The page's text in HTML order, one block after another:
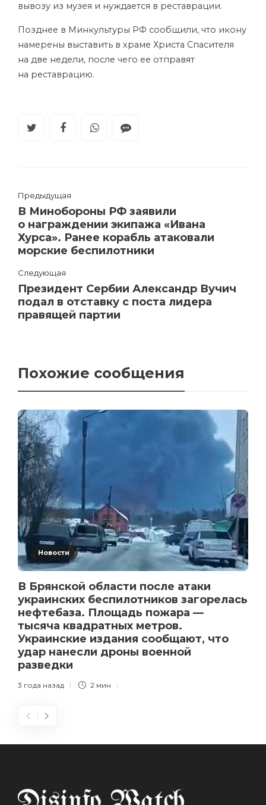
вывозу из музея и нуждается в реставрации.
Позднее в Минкультуры РФ сообщили, что икону
намерены выставить в храме Христа Спасителя
на две недели, после чего ее отправят
на реставрацию.
Предыдущая
В Минобороны РФ заявили
о награждении экипажа «Ивана
Хурса». Ранее корабль атаковали
морские беспилотники
Следующая
Президент Сербии Александр Вучич
подал в отставку с поста лидера
правящей партии
Похожие сообщения
Новости
В Брянской области после атаки
украинских беспилотников загорелась
нефтебаза. Площадь пожара —
тысяча квадратных метров.
Украинские издания сообщают, что
удар нанесли дроны военной
разведки
3 года назад 2 мин